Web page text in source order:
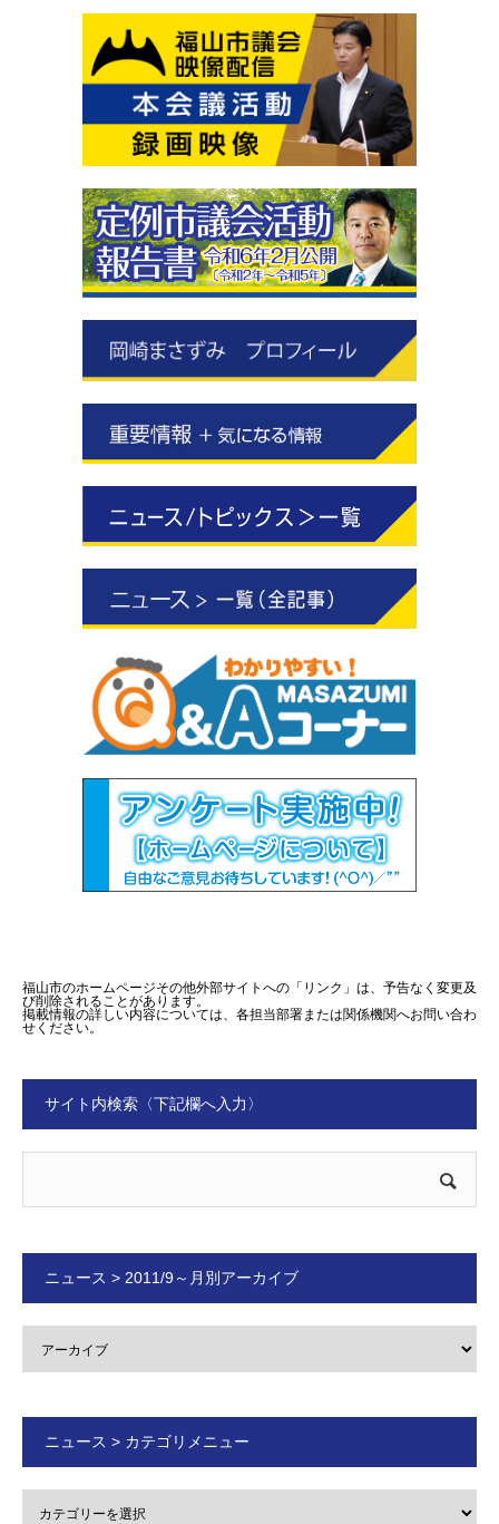
福山市のホームページその他外部サイトへの「リンク」は、予告なく変更及
び削除されることがあります。
掲載情報の詳しい内容については、各担当部署または関係機関へお問い合わ
せください。
サイト内検索〈下記欄へ入力〉
ニュース > 2011/9～月別アーカイブ
ニュース > カテゴリメニュー